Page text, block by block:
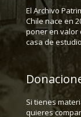
El Archivo
Chile nace en
poner en valor
casa de
Si tienes
quieres